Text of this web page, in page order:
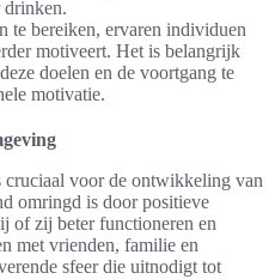
drinken.
te bereiken, ervaren individuen
motiveert. Het is belangrijk
doelen en de voortgang te
motivatie.
cruciaal voor de ontwikkeling van
omringd is door positieve
of zij beter functioneren en
met vrienden, familie en
sfeer die uitnodigt tot